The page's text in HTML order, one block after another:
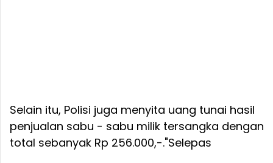
Selain itu, Polisi juga menyita uang tunai hasil
penjualan sabu - sabu milik tersangka dengan
total sebanyak Rp 256.000,-."Selepas